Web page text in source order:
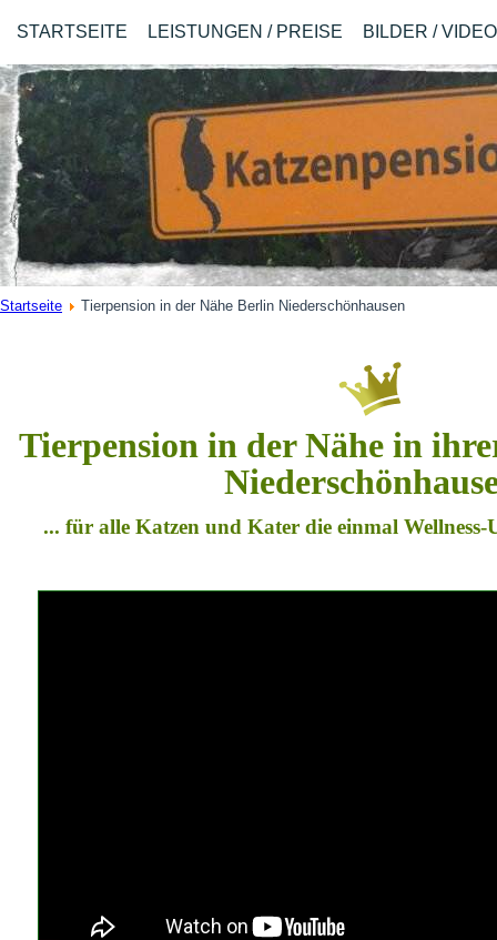
STARTSEITE LEISTUNGEN / PREISE BILDER /
Startseite Tierpension in der Nähe Berlin Niederschönhausen
Tierpension in der Nähe in
... für alle Katzen und Kater die einmal